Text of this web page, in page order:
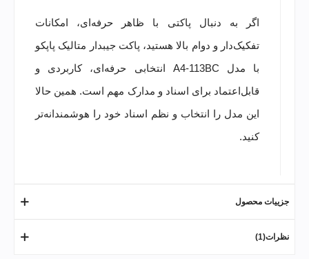
اگر به دنبال پاکتی با ظاهر حرفه‌ای، امکانات
تفکیک‌دار و دوام بالا هستید، پاکت جیبدار متالیک پاپکو
با مدل A4-113BC انتخابی حرفه‌ای، کاربردی و
قابل‌اعتماد برای اسناد و مدارک مهم است. همین حالا
این مدل را انتخاب و نظم اسناد خود را هوشمندانه‌تر
کنید.
جزییات محصول
نظرات(1)